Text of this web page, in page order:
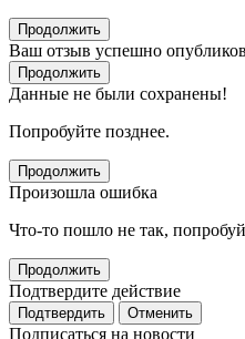
Продолжить
Ваш отзыв успешно
Продолжить
Данные не были сохранены!
Попробуйте позднее.
Продолжить
Произошла ошибка
Что-то пошло не так,
Продолжить
Подтвердите действие
Подтвердить Отменить
Подписаться на новости